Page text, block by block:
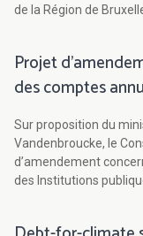
de la Région de
Projet
des comptes
Sur proposition du
Vandenbroucke, le
d’amendement
des Institutions